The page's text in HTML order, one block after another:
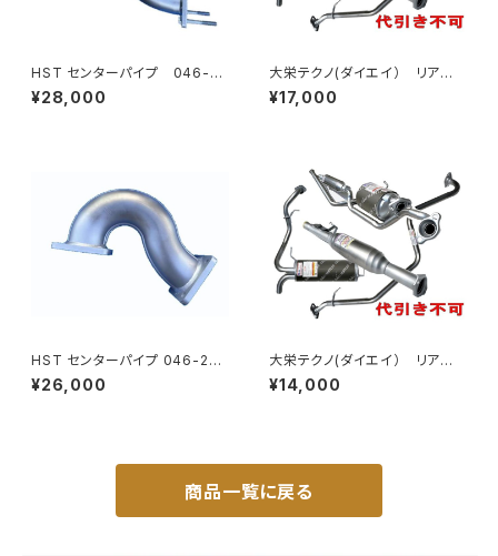
HST センターパイプ 046-20
8CPアトラス AJS85 AKS85
ニッサンUD 046-208CP パイ
¥28,000
大栄テクノ(ダイエイ） リア
マフラー MHD-7045SUS ライ
フ JB6 個人宅NG
¥17,000
HST センターパイプ 046-207
CP タイタン LHS LJS LKS
マツダ パイプステンレス 車検対
¥26,000
大栄テクノ(ダイエイ） リア
マフラー MHD-7040SUS ライ
フ JB5 個人宅NG
¥14,000
商品一覧に戻る